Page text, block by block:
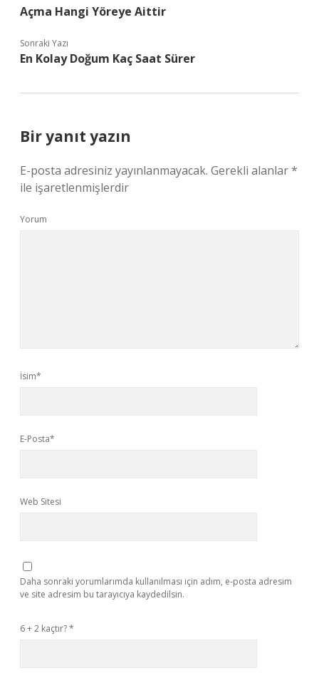
Açma Hangi Yöreye Aittir
Sonraki Yazı
En Kolay Doğum Kaç Saat Sürer
Bir yanıt yazın
E-posta adresiniz yayınlanmayacak. Gerekli alanlar*
ile işaretlenmişlerdir
Yorum
İsim*
E-Posta*
Web Sitesi
Daha sonraki yorumlarımda kullanılması için adım, e-posta adresim
ve site adresim bu tarayıcıya kaydedilsin.
6 + 2 kaçtır?*